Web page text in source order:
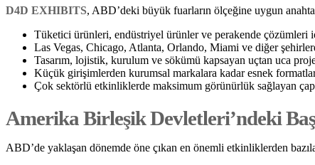
D4D EXHIBITS, ABD’deki büyük fuarların ölçeğine uygun
Tüketici ürünleri, endüstriyel ürünler ve perakende çözümleri
Las Vegas, Chicago, Atlanta, Orlando, Miami ve diğer
Tasarım, lojistik, kurulum ve sökümü kapsayan uçtan uca
Küçük girişimlerden kurumsal markalara kadar esnek
Çok sektörlü etkinliklerde maksimum görünürlük sağlayan
Amerika Birleşik Devletleri’ndeki
ABD’de yaklaşan dönemde öne çıkan en önemli etkinliklerden